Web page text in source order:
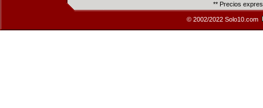
** Precios
© 2002/2022 Solo10.com